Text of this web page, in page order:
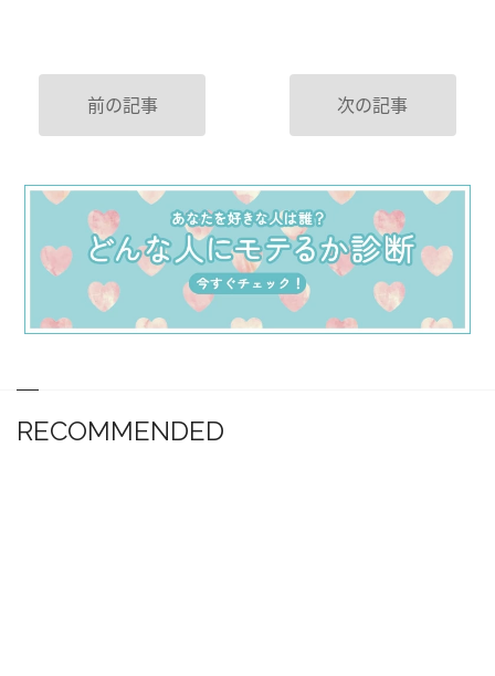
前の記事 次の記事
RECOMMENDED